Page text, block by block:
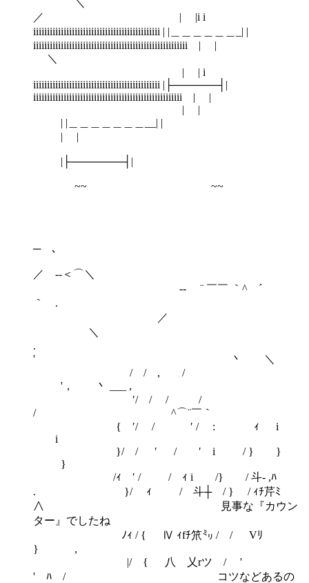
／ | |i i
iiiiiiiiiiiiiiiiiiiiiiiiiiiiiiiiiiiiiiiiiiiiii | |＿＿＿＿＿＿_| |
iiiiiiiiiiiiiiiiiiiiiiiiiiiiiiiiiiiiiiiiiiiiiiiiiiiiiiii | |
＼
| | i
iiiiiiiiiiiiiiiiiiiiiiiiiiiiiiiiiiiiiiiiiiiiii |├──────┤|
iiiiiiiiiiiiiiiiiiiiiiiiiiiiiiiiiiiiiiiiiiiiiiiiiiiiii | |
| |
| |＿＿＿＿＿＿＿__| |
| |
|├───────┤|
~~ ~~
─ ､
／ --＜⌒＼
-‐ ¨ ￣￣ ｀^ ´
｀ .
／
＼
.
' 丶 ＼
/ / , /
'， 丶 ___ ,
′/ / / /
/ ^⌒¨￣｀
{ ′/ / ′ / : ｨ i
i
}/ / ′ / ′ i / } }
}
/ｨ ′ / / ｨ i /} / 斗- ,ﾊ
. }/ ｨ / 斗┼ / } / ｨﾁ芹ﾐ
∧ 見事な『カウン
ター』でしたね
ﾉｨ / { Ⅳ ｨfﾁ笊㍉ / / Vﾘ
} ,
|/ { 八 乂rツ / '
' ﾊ / コツなどあるの